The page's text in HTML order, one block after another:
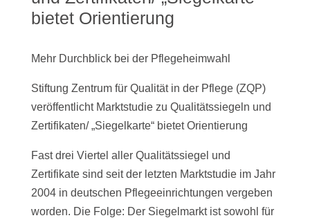
bietet Orientierung
Mehr Durchblick bei der Pflegeheimwahl
Stiftung Zentrum für Qualität in der Pflege (ZQP)
veröffentlicht Marktstudie zu Qualitätssiegeln und
Zertifikaten/ „Siegelkarte“ bietet Orientierung
Fast drei Viertel aller Qualitätssiegel und
Zertifikate sind seit der letzten Marktstudie im Jahr
2004 in deutschen Pflegeeinrichtungen vergeben
worden. Die Folge: Der Siegelmarkt ist sowohl für